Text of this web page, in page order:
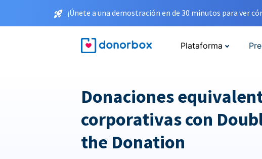
¡Únete a una demostración en de 30 minutos para ver
Plataforma
Donaciones
corporativas con
the Donation